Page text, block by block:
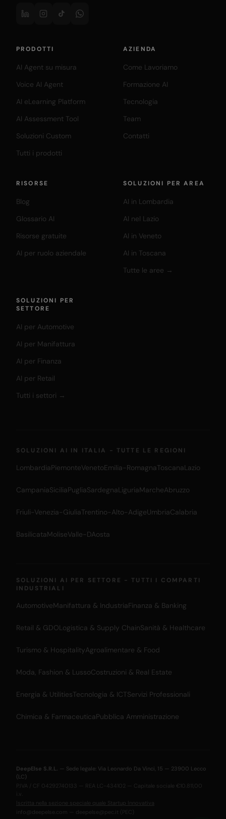
PRODOTTI
AI Agent su misura
Voice AI Agent
AI eLearning Platform
AI Assessment Tool
Soluzioni Custom
Tutti i prodotti
AZIENDA
Come Lavoriamo
Formazione AI
Tecnologia
Team
Contatti
RISORSE
Blog
Glossario AI
Risorse gratuite
AI per ruolo aziendale
SOLUZIONI PER AREA
AI in Lombardia
AI nel Lazio
AI in Veneto
AI in Toscana
Tutte le aree →
SOLUZIONI PER
SETTORE
AI per Automotive
AI per Manifattura
AI per Finanza
AI per Retail
Tutti i settori →
SOLUZIONI AI IN ITALIA - TUTTE LE REGIONI
LombardiaPiemonteVenetoEmilia-RomagnaToscanaLazio
CampaniaSiciliaPugliaSardegnaLiguriaMarcheAbruzzo
Friuli-Venezia-GiuliaTrentino-Alto-AdigeUmbriaCalabria
BasilicataMoliseValle-DAosta
SOLUZIONI AI PER SETTORE - TUTTI I COMPARTI
INDUSTRIALI
AutomotiveManifattura & IndustriaFinanza & Banking
Retail & GDOLogistica & Supply ChainSanità & Healthcare
Turismo & HospitalityAgroalimentare & Food
Moda, Fashion & LussoCostruzioni & Real Estate
Energia & UtilitiesTecnologia & ICTServizi Professionali
Chimica & FarmaceuticaPubblica Amministrazione
DeepElse S.R.L. — Sede legale: Via Leonardo Da Vinci, 15 — 23900 Lecco
(LC)
P.IVA / CF 04292740133 — REA LC-434102 — Capitale sociale €10.811,00
i.v.
Iscritta nella sezione speciale quale Startup Innovativa
info@deepelse.com
deepelse@pec.it (PEC)